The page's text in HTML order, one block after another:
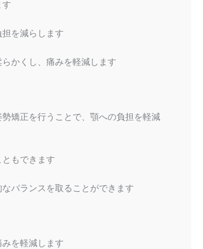
す
を減らします
かくし、痛みを軽減します
矯正を行うことで、顎への負担を軽減
ともできます
バランスを取ることができます
を軽減します